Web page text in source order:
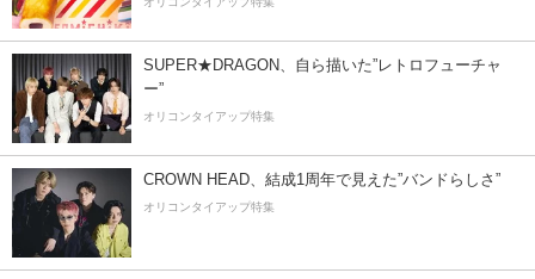
SUPER★DRAGON、自ら描いた”レトロフューチャ
ー”
オリコンタイアップ特集
CROWN HEAD、結成1周年で見えた”バンドらしさ”
オリコンタイアップ特集